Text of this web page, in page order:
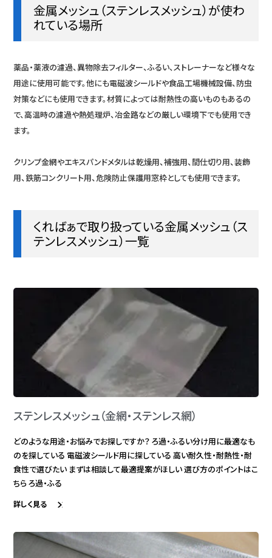
金属メッシュ（ステンレスメッシュ）が使わ
れている場所
薬品・薬液の濾過、異物除去フィルター、ふるい、ストレーナーなど様々な
用途に使用可能です。他にも電磁波シールドや食品工場機械設備、防虫
対策などにも使用できます。材質によっては耐熱性の高いものもあるの
で、高温時の濾過や熱処理炉、冶金路などの厳しい環境下でも使用でき
ます。
クリンプ金網やエキスパンドメタルは乾燥用、補強用、間仕切り用、装飾
用、鉄筋コンクリート用、危険防止保護用窓枠としても使用できます。
くればぁで取り扱っている金属メッシュ（ス
テンレスメッシュ）一覧
ステンレスメッシュ（金網・ステンレス網）
どのような用途・お悩みでお探しですか？ ろ過・ふるい分け用に最適なも
のを探している 電磁波シールド用に探している 高い耐久性・耐熱性・耐
食性で選びたい まずは相談して最適提案がほしい 選び方のポイントはこ
ちら ろ過・ふる
詳しく見る